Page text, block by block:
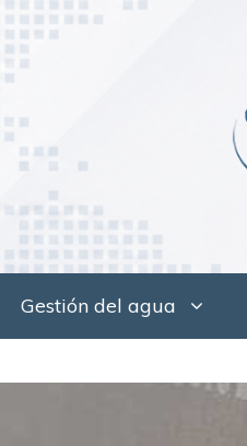
Gestión del agua